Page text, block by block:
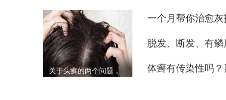
情
关于头癣的两个问题，